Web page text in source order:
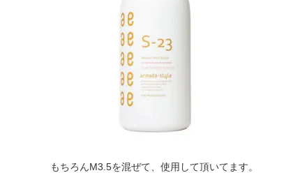
もちろんM3.5を混ぜて、使用して頂いてます。